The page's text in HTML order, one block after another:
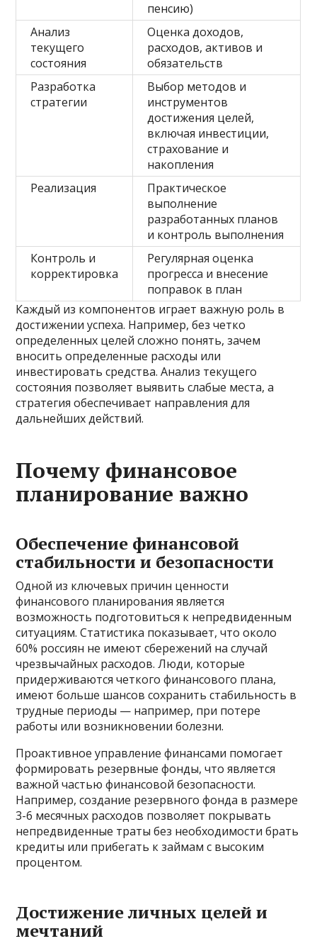
пенсию)
Анализ
текущего
состояния
Оценка доходов,
расходов, активов и
обязательств
Разработка
стратегии
Выбор методов и
инструментов
достижения целей,
включая инвестиции,
страхование и
накопления
Реализация
Практическое
выполнение
разработанных планов
и контроль выполнения
Контроль и
корректировка
Регулярная оценка
прогресса и внесение
поправок в план
Каждый из компонентов играет важную роль в
достижении успеха. Например, без четко
определенных целей сложно понять, зачем
вносить определенные расходы или
инвестировать средства. Анализ текущего
состояния позволяет выявить слабые места, а
стратегия обеспечивает направления для
дальнейших действий.
Почему финансовое
планирование важно
Обеспечение финансовой
стабильности и безопасности
Одной из ключевых причин ценности
финансового планирования является
возможность подготовиться к непредвиденным
ситуациям. Статистика показывает, что около
60% россиян не имеют сбережений на случай
чрезвычайных расходов. Люди, которые
придерживаются четкого финансового плана,
имеют больше шансов сохранить стабильность в
трудные периоды — например, при потере
работы или возникновении болезни.
Проактивное управление финансами помогает
формировать резервные фонды, что является
важной частью финансовой безопасности.
Например, создание резервного фонда в размере
3-6 месячных расходов позволяет покрывать
непредвиденные траты без необходимости брать
кредиты или прибегать к займам с высоким
процентом.
Достижение личных целей и
мечтаний